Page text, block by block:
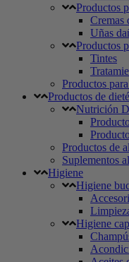
Productos
Cremas
Uñas
Productos
Tintes
Productos
Productos de
Nutrición
Productos de
Suplementos
Higiene
Higiene
Higiene